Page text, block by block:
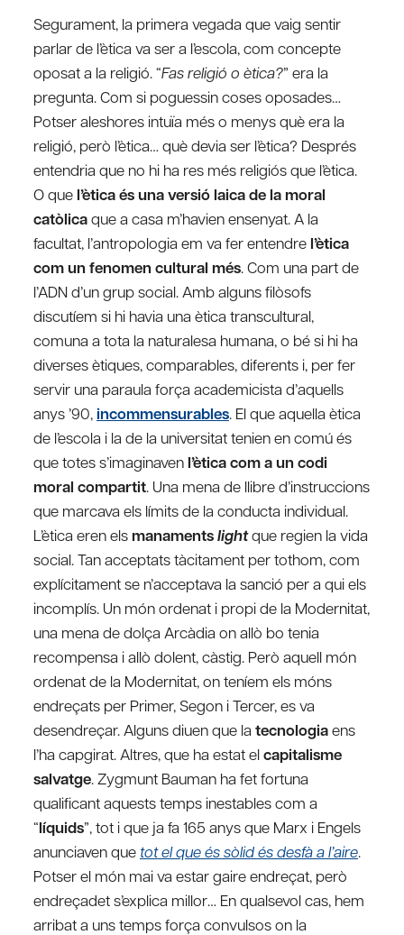
Segurament, la primera vegada que vaig sentir
parlar de l’ètica va ser a l’escola, com concepte
oposat a la religió. “Fas religió o ètica?” era la
pregunta. Com si poguessin coses oposades…
Potser aleshores intuïa més o menys què era la
religió, però l’ètica… què devia ser l’ètica? Després
entendria que no hi ha res més religiós que l’ètica.
O que l’ètica és una versió laica de la moral
catòlicaque a casa m’havien ensenyat. A la
facultat, l’antropologia em va fer entendre l’ètica
com un fenomen cultural més. Com una part de
l’ADN d’un grup social. Amb alguns filòsofs
discutíem si hi havia una ètica transcultural,
comuna a tota la naturalesa humana, o bé si hi ha
diverses ètiques, comparables, diferents i, per fer
servir una paraula força academicista d’aquells
anys ’90,incommensurables. El que aquella ètica
de l’escola i la de la universitat tenien en comú és
que totes s’imaginaven l’ètica com a un codi
moral compartit. Una mena de llibre d’instruccions
que marcava els límits de la conducta individual.
L’ètica eren els manamentslightque regien la vida
social. Tan acceptats tàcitament per tothom, com
explícitament se n’acceptava la sanció per a qui els
incomplís. Un món ordenat i propi de la Modernitat,
una mena de dolça Arcàdia on allò bo tenia
recompensa i allò dolent, càstig. Però aquell món
ordenat de la Modernitat, on teníem els móns
endreçats per Primer, Segon i Tercer, es va
desendreçar. Alguns diuen que la tecnologiaens
l’ha capgirat. Altres, que ha estat elcapitalisme
salvatge. Zygmunt Bauman ha fet fortuna
qualificant aquests temps inestables com a
“líquids”, tot i que ja fa 165 anys que Marx i Engels
anunciaven que tot el que és sòlid és desfà a l’aire.
Potser el món mai va estar gaire endreçat, però
endreçadet s’explica millor… En qualsevol cas, hem
arribat a uns temps força convulsos on la